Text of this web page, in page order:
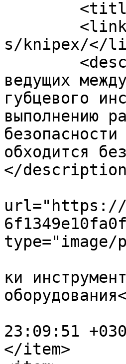
s/knipex/</
ведущих
губцевого
выполнению
обходится
</
url="https://
type="image/
ки
23:09:51
</item>